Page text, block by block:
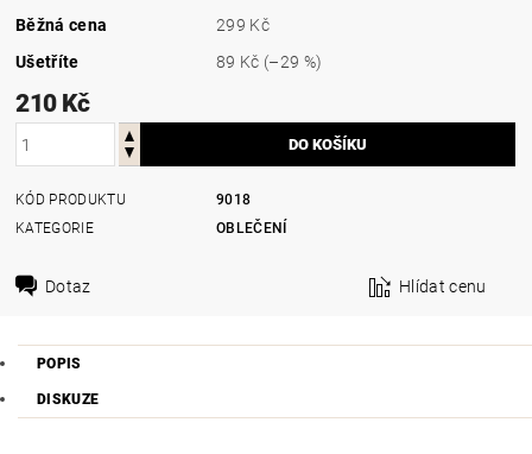
Běžná cena
299 Kč
Ušetříte
89 Kč (–29 %)
210 Kč
KÓD PRODUKTU
9018
KATEGORIE
OBLEČENÍ
Dotaz Hlídat cenu
POPIS
DISKUZE